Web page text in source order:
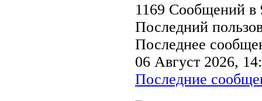
1169 Сообщений в
Последний
Последнее
06 Август 2026,
Последние